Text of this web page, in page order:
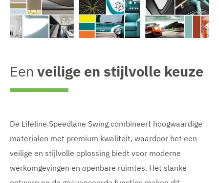
Een veilige en stijlvolle keuze
De Lifeline Speedlane Swing combineert hoogwaardige
materialen met premium kwaliteit, waardoor het een
veilige en stijlvolle oplossing biedt voor moderne
werkomgevingen en openbare ruimtes. Het slanke